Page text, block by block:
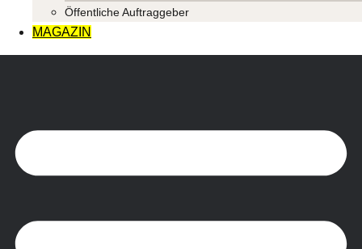
Öffentliche Auftraggeber
MAGAZIN